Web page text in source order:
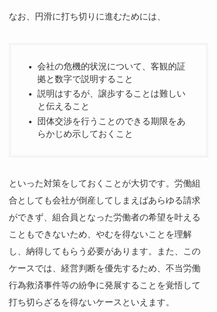
なお、円滑に打ち切りに進むためには、
会社の危機的状況について、客観的証
拠と数字で説明すること
説明はするが、譲歩することは難しい
と伝えること
団体交渉を行うことのできる期限をあ
らかじめ示しておくこと
といった対策をしておくことが大切です。労働組
合としても会社が倒産してしまえばあらゆる請求
ができず、組合員となった労働者の希望を叶える
こともできないため、やむを得ないことを理解
し、納得してもらう必要があります。また、この
ケースでは、経営判断を優先するため、不当労働
行為救済事件等の紛争に発展することを覚悟して
打ち切らざるを得ないケースといえます。